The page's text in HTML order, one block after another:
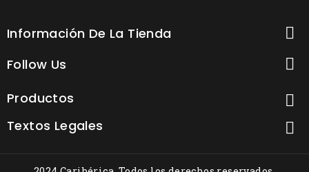
Información De La Tienda 
Follow Us 
Productos 
Textos Legales 